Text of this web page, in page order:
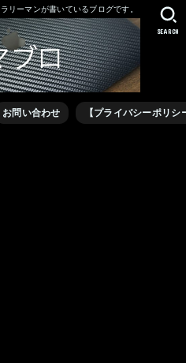
リーマンが書いているブログです。
お問い合わせ 【プライバシーポリシ
SEARCH